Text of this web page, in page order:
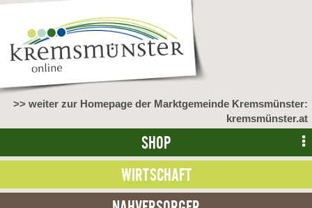
>> weiter zur Homepage der Marktgemeinde Kremsmünster:
kremsmünster.at
SHOP
WIRTSCHAFT